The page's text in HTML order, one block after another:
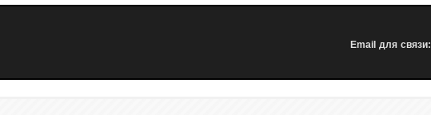
Email для связи: